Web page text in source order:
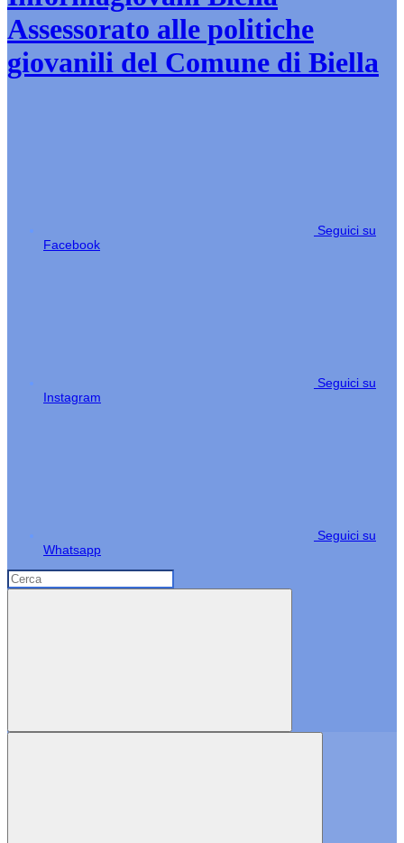
Assessorato alle politiche
giovanili del Comune di Biella
Seguici su
Facebook
Seguici su
Instagram
Seguici su
Whatsapp